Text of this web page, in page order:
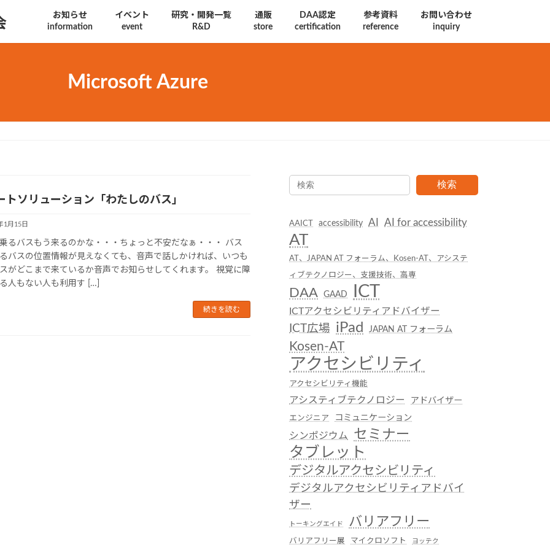
お知らせ
information
イベント
event
研究・開発一覧
R&D
通販
store
DAA認定
certification
参考資料
reference
お問い合わせ
inquiry
Microsoft Azure
トソリューション「わたしのバス」
1月15日
るバスもう来るのかな・・・ちょっと不安だなぁ・・・ バス
バスの位置情報が見えなくても、音声で話しかければ、いつも
がどこまで来ているか音声でお知らせしてくれます。 視覚に障
人もない人も利用す […]
続きを読む
検索
AAICT accessibility AI AI for accessibility
AT
AT、JAPAN AT フォーラム、Kosen-AT、アシステ
ィブテクノロジー、支援技術、高専
DAA GAAD ICT
ICTアクセシビリティアドバイザー
ICT広場 iPad JAPAN AT フォーラム
Kosen-AT
アクセシビリティ
アクセシビリティ機能
アシスティブテクノロジー アドバイザー
エンジニア コミュニケーション
シンポジウム セミナー
タブレット
デジタルアクセシビリティ
デジタルアクセシビリティアドバイ
ザー
トーキングエイド バリアフリー
バリアフリー展 マイクロソフト ヨッテク